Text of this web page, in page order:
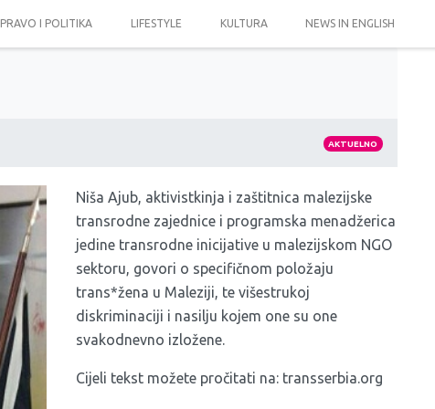
PRAVO I POLITIKA LIFESTYLE KULTURA NEWS IN ENGLISH
AKTUELNO
Niša Ajub, aktivistkinja i zaštitnica malezijske
transrodne zajednice i programska menadžerica
jedine transrodne inicijative u malezijskom NGO
sektoru, govori o specifičnom položaju
trans*žena u Maleziji, te višestrukoj
diskriminaciji i nasilju kojem one su one
svakodnevno izložene.
Cijeli tekst možete pročitati na: transserbia.org